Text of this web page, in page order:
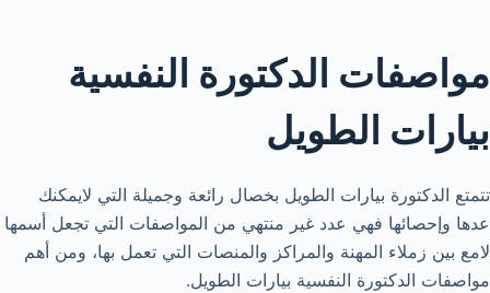
مواصفات الدكتورة النفسية
بيارات الطويل
تتمتع الدكتورة بيارات الطويل بخصال رائعة وجميلة التي لايمكنك
عدها وإحصائها فهي عدد غير منتهي من المواصفات التي تجعل أسمها
لامع بين زملاء المهنة والمراكز والمنصات التي تعمل بها، ومن أهم
مواصفات الدكتورة النفسية بيارات الطويل.